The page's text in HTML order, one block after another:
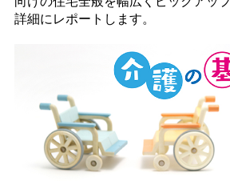
詳細にレポートします。